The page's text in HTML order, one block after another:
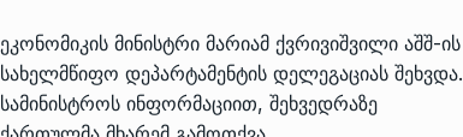
ეკონომიკის მინისტრი მარიამ ქვრივიშვილი აშშ-ის
სახელმწიფო დეპარტამენტის დელეგაციას შეხვდა.
სამინისტროს ინფორმაციით, შეხვედრაზე